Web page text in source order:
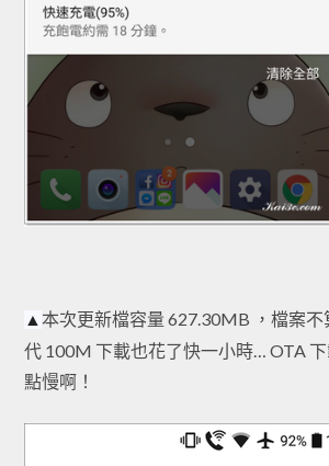
▲ 本次更新檔容量 627.30MB ，檔案
代 100M 下載也花了快一小時… OTA
點慢啊！